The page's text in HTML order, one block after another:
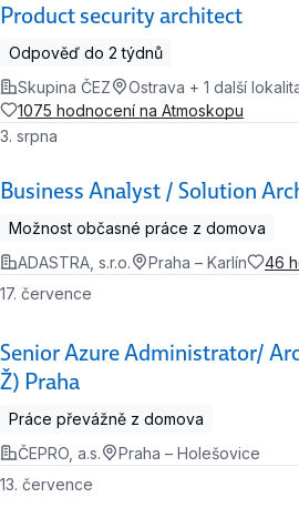
Product security architect
Odpověď do 2 týdnů
Skupina ČEZ
Ostrava + 1 další
1075 hodnocení na Atmoskopu
Business Analyst / Solution
3. srpna
Možnost občasné práce z domova
ADASTRA, s.r.o.
Praha – Karlín 46
Senior Azure Administrator/
Ž) Praha
17. července
Práce převážně z domova
ČEPRO, a.s.
Praha – Holešovice
13. července